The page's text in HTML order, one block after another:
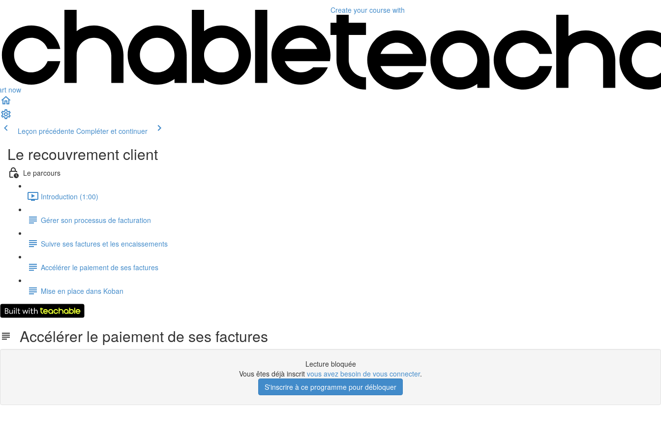
now
Create your course with
Leçon précédente Compléter et continuer
Le recouvrement client
Le parcours
Introduction (1:00)
Gérer son processus de facturation
Suivre ses factures et les encaissements
Accélérer le paiement de ses factures
Mise en place dans Koban
Accélérer le paiement de ses factures
Lecture bloquée
Vous êtes déjà inscrit vous avez besoin de vous connecter.
S'inscrire à ce programme pour débloquer